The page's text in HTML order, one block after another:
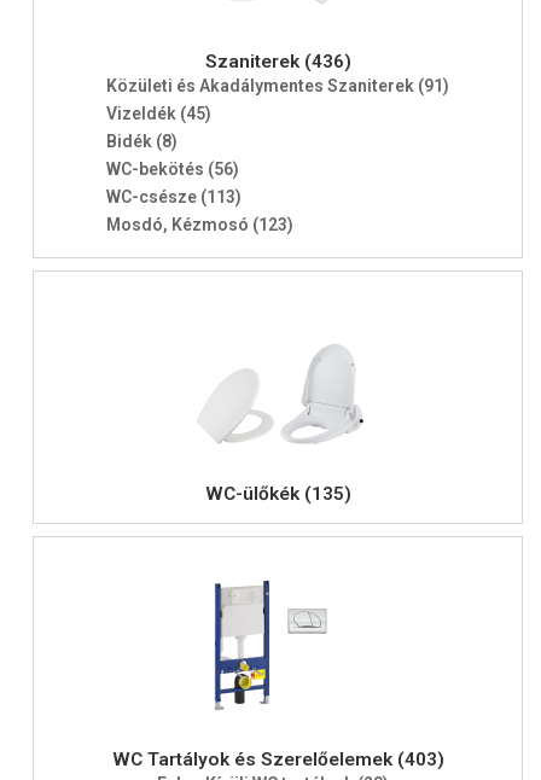
Szaniterek (436)
Közületi és Akadálymentes Szaniterek (91)
Vizeldék (45)
Bidék (8)
WC-bekötés (56)
WC-csésze (113)
Mosdó, Kézmosó (123)
WC-ülőkék (135)
WC Tartályok és Szerelőelemek (403)